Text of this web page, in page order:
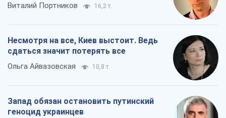
Виталий Портников 16,2 т.
Несмотря на все, Киев выстоит. Ведь
сдаться значит потерять все
Ольга Айвазовская 10,8 т.
Запад обязан остановить путинский
геноцид украинцев